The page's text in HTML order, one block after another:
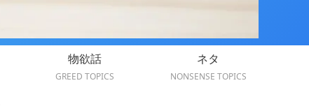
物欲話
GREED TOPICS
ネタ
NONSENSE TOPICS